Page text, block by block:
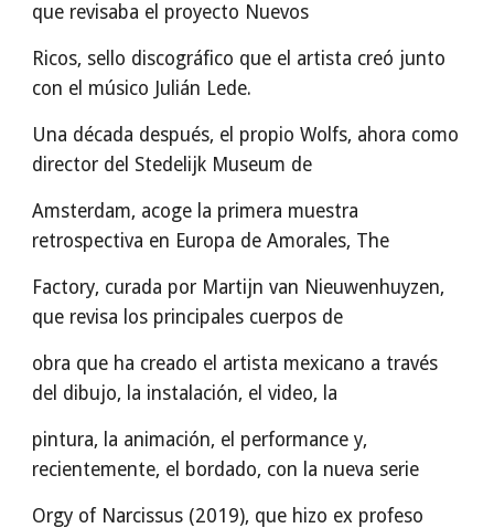
que revisaba el proyecto Nuevos
Ricos, sello discográfico que el artista creó junto
con el músico Julián Lede.
Una década después, el propio Wolfs, ahora como
director del Stedelijk Museum de
Amsterdam, acoge la primera muestra
retrospectiva en Europa de Amorales, The
Factory, curada por Martijn van Nieuwenhuyzen,
que revisa los principales cuerpos de
obra que ha creado el artista mexicano a través
del dibujo, la instalación, el video, la
pintura, la animación, el performance y,
recientemente, el bordado, con la nueva serie
Orgy of Narcissus (2019), que hizo ex profeso